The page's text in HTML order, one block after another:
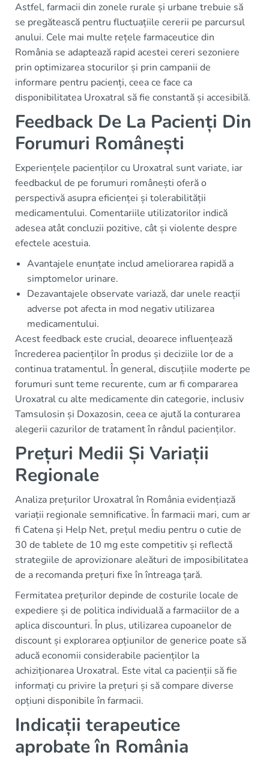
Astfel, farmacii din zonele rurale și urbane trebuie să
se pregătească pentru fluctuațiile cererii pe parcursul
anului. Cele mai multe rețele farmaceutice din
România se adaptează rapid acestei cereri sezoniere
prin optimizarea stocurilor și prin campanii de
informare pentru pacienți, ceea ce face ca
disponibilitatea Uroxatral să fie constantă și accesibilă.
Feedback De La Pacienți Din
Forumuri Românești
Experiențele pacienților cu Uroxatral sunt variate, iar
feedbackul de pe forumuri românești oferă o
perspectivă asupra eficienței și tolerabilității
medicamentului. Comentariile utilizatorilor indică
adesea atât concluzii pozitive, cât și violente despre
efectele acestuia.
Avantajele enunțate includ ameliorarea rapidă a
simptomelor urinare.
Dezavantajele observate variază, dar unele reacții
adverse pot afecta in mod negativ utilizarea
medicamentului.
Acest feedback este crucial, deoarece influențează
încrederea pacienților în produs și deciziile lor de a
continua tratamentul. În general, discuțiile moderte pe
forumuri sunt teme recurente, cum ar fi compararea
Uroxatral cu alte medicamente din categorie, inclusiv
Tamsulosin și Doxazosin, ceea ce ajută la conturarea
alegerii cazurilor de tratament în rândul pacienților.
Prețuri Medii Și Variații
Regionale
Analiza prețurilor Uroxatral în România evidențiază
variații regionale semnificative. În farmacii mari, cum ar
fi Catena și Help Net, prețul mediu pentru o cutie de
30 de tablete de 10 mg este competitiv și reflectă
strategiile de aprovizionare aleături de imposibilitatea
de a recomanda prețuri fixe în întreaga țară.
Fermitatea prețurilor depinde de costurile locale de
expediere și de politica individuală a farmaciilor de a
aplica discounturi. În plus, utilizarea cupoanelor de
discount și explorarea opțiunilor de generice poate să
aducă economii considerabile pacienților la
achiziționarea Uroxatral. Este vital ca pacienții să fie
informați cu privire la prețuri și să compare diverse
opțiuni disponibile în farmacii.
Indicații terapeutice
aprobate în România